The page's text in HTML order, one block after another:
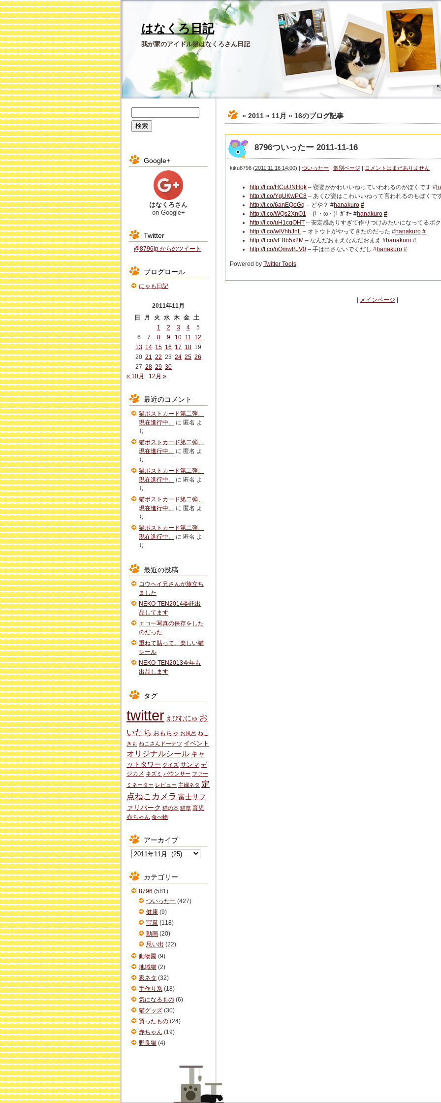
はなくろ日記
我が家のアイドル猫はなくろさん日記
» 2011 » 11月 » 16のブログ記事
8796ついったー 2011-11-16
kiku8796 (2011.11.16 14:00) | ついったー | 個別ページ | コメントはまだありません
http://t.co/HCuUNHqk – 寝姿がかわいいねっていわれるのがぼくです #
http://t.co/YgUKwPC8 – あくび姿はこわいいねって言われるのもぼくで
http://t.co/6anEQoGq – どや？ #hanakuro #
http://t.co/WQs2XnO1 – (｢・ω・)｢ ｶﾞｵｰ #hanakuro #
http://t.co/uH1cqOHT – 安定感ありすぎて作りつけみたいになってるボ
http://t.co/wIVhbJhL – オトウトがやってきたのだった #hanakuro #
http://t.co/vEBb5x2M – なんだおまえなんだおまえ #hanakuro #
http://t.co/nQmwBJV0 – 手は出さないでくだし #hanakuro #
Powered by Twitter Tools
メインページ
Google+
はなくろさん
on Google+
Twitter
@8796jp からのツイート
ブログロール
にゃも日記
2011年11月
日
月 火 水 木 金 土
1
2 3 4
5
6
7 8 9 10 11 12
13 14 15 16 17 18 19
20 21 22 23 24 25 26
27 28 29 30
« 10月
12月 »
最近のコメント
猫ポストカード第二弾、
現在進行中。
に 匿名 よ
り
猫ポストカード第二弾、
現在進行中。
に 匿名 よ
り
猫ポストカード第二弾、
現在進行中。
に 匿名 よ
り
猫ポストカード第二弾、
現在進行中。
に 匿名 よ
り
猫ポストカード第二弾、
現在進行中。
に 匿名 よ
り
最近の投稿
コウヘイ兄さんが旅立ち
ました
NEKO-TEN2014委託出
品してます
エコー写真の保存をした
のだった
重ねて貼って。楽しい猫
シール
NEKO-TEN2013今年も
出品します
タグ
twitter えびむにゅ お
いたち おもちゃ お風呂 ねこ
きも ねこさんドーナツ イベント
オリジナルシール キャ
ットタワー クイズ サンマ デ
ジカメ ネズミ バウンサー ファー
ミネーター レビュー 主婦ネタ 定
点ねこカメラ 富士サフ
ァリパーク 猫の本 猫草 育児
赤ちゃん 食べ物
アーカイブ
イ
ブ
カテゴリー
8796 (581)
ついったー (427)
健康 (9)
写真 (118)
動画 (20)
思い出 (22)
動物園 (9)
地域猫 (2)
家ネタ (32)
手作り系 (18)
気になるもの (6)
猫グッズ (30)
買ったもの (24)
赤ちゃん (19)
野良猫 (4)